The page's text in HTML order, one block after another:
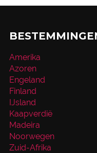
Amerika
Azoren
Engeland
Finland
IJsland
Kaapverdië
Madeira
Noorwegen
Zuid-Afrika